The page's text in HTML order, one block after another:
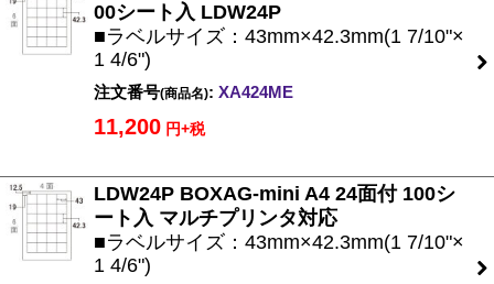
00シート入 LDW24P
■ラベルサイズ：43mm×42.3mm(1 7/10"×
1 4/6")
注文番号(商品名): XA424ME
11,200 円+税
LDW24P BOXAG-mini A4 24面付 100シ
ート入 マルチプリンタ対応
■ラベルサイズ：43mm×42.3mm(1 7/10"×
1 4/6")